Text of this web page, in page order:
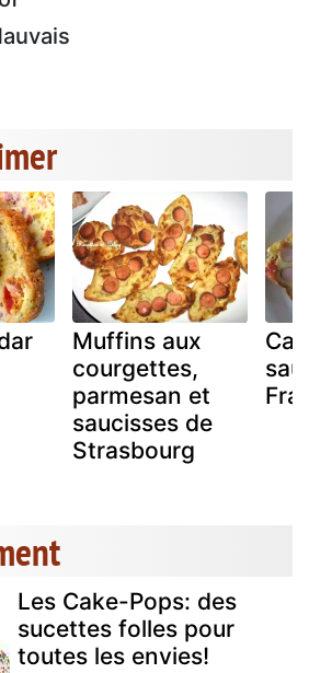
Muffins aux
courgettes,
parmesan et
saucisses de
Strasbourg
Les Cake-Pops: des
sucettes folles pour
toutes les envies!